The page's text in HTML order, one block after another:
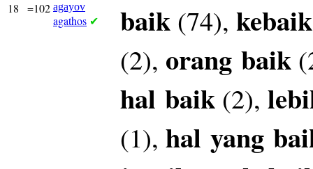
18 =102 agayov
agathos ✔ baik (74),
(2), orang baik
hal baik (2),
(1), hal yang